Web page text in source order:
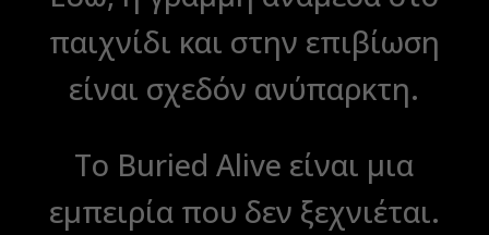
παιχνίδι και στην επιβίωση
είναι σχεδόν ανύπαρκτη.
Το Buried Alive είναι μια
εμπειρία που δεν ξεχνιέται.